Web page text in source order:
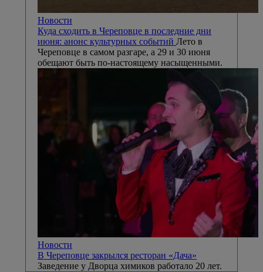
Новости
Куда сходить в Череповце в последние дни
июня: анонс культурных событий Лето в
Череповце в самом разгаре, а 29 и 30 июня
обещают быть по-настоящему насыщенными.
Новости
В Череповце закрылся ресторан «Дача»
Заведение у Дворца химиков работало 20 лет.